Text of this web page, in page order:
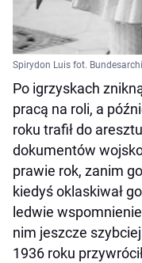
Spirydon Luis fot.
Po igrzyskach
pracą na roli, a
roku trafił do
dokumentów
prawie rok, zanim
kiedyś oklaskiwał
ledwie
nim jeszcze
1936 roku